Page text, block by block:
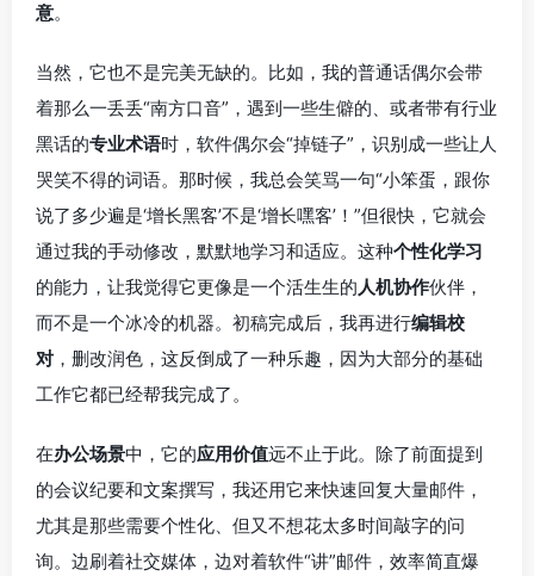
意。
当然，它也不是完美无缺的。比如，我的普通话偶尔会带
着那么一丢丢“南方口音”，遇到一些生僻的、或者带有行业
黑话的专业术语时，软件偶尔会“掉链子”，识别成一些让人
哭笑不得的词语。那时候，我总会笑骂一句“小笨蛋，跟你
说了多少遍是‘增长黑客’不是‘增长嘿客’！”但很快，它就会
通过我的手动修改，默默地学习和适应。这种个性化学习
的能力，让我觉得它更像是一个活生生的 人机协作伙伴，
而不是一个冰冷的机器。初稿完成后，我再进行编辑校
对 ，删改润色，这反倒成了一种乐趣，因为大部分的基础
工作它都已经帮我完成了。
在办公场景中，它的应用价值远不止于此。除了前面提到
的会议纪要和文案撰写，我还用它来快速回复大量邮件，
尤其是那些需要个性化、但又不想花太多时间敲字的问
询。边刷着社交媒体，边对着软件“讲”邮件，效率简直爆